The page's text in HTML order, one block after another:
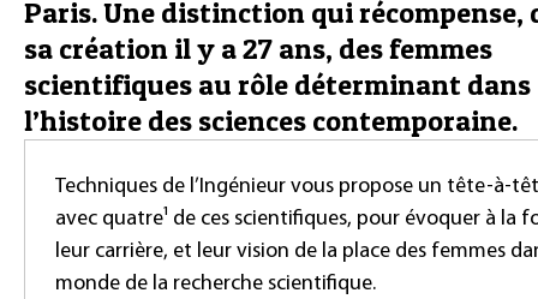
Paris. Une distinction qui récompense,
sa création il y a 27 ans, des femmes
scientifiques au rôle déterminant dans
l’histoire des sciences contemporaine.
Techniques de l’Ingénieur vous propose un tête-à-
avec quatre¹ de ces scientifiques, pour évoquer à la
leur carrière, et leur vision de la place des femmes
monde de la recherche scientifique.